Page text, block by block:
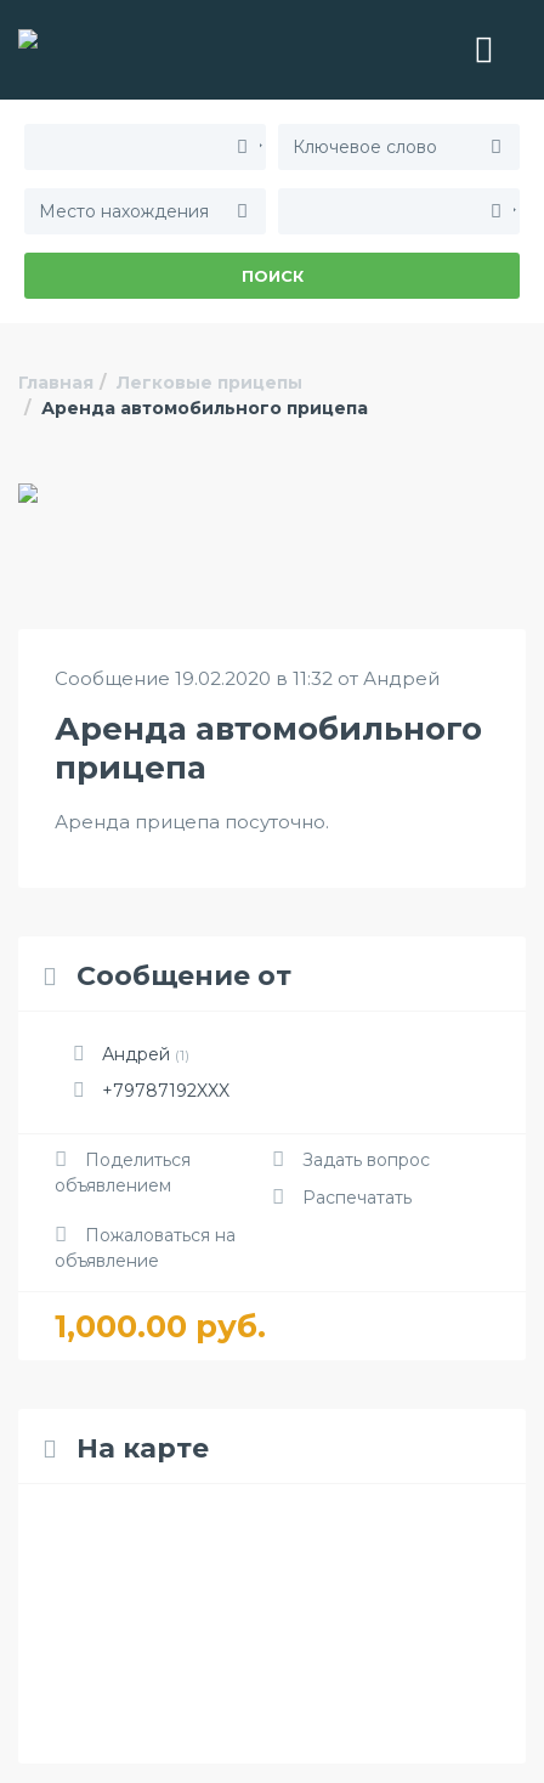
ПОИСК
Главная
Легковые прицепы
Аренда автомобильного прицепа
Сообщение 19.02.2020 в 11:32 от Андрей
Аренда автомобильного
прицепа
Аренда прицепа посуточно.
Сообщение от
Андрей (1)
+79787192XXX
Поделиться
объявлением
Задать вопрос
Распечатать
Пожаловаться на
объявление
1,000.00 руб.
На карте